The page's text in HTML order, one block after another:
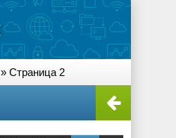
» Страница 2